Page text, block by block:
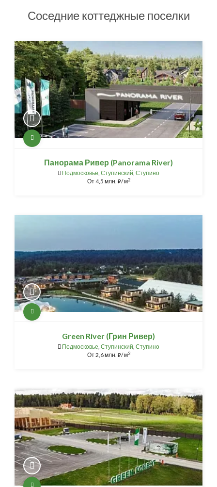
Соседние коттеджные поселки
Панорама Ривер (Panorama River)
Подмосковье, Ступинский, Ступино
От4,5 млн. ⃏/ м2
Green River (Грин Ривер)
Подмосковье, Ступинский, Ступино
От2,6 млн. ⃏/ м2